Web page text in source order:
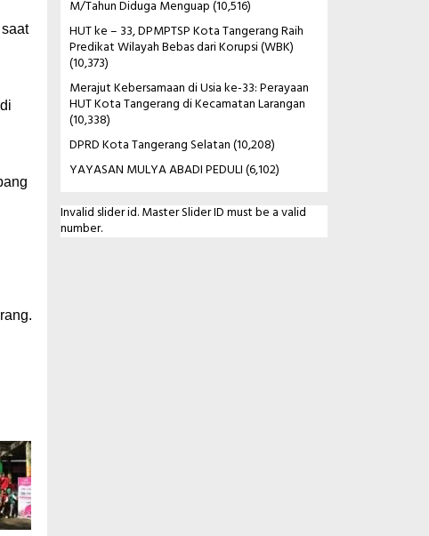
M/Tahun Diduga Menguap(10,516)
HUT ke – 33, DPMPTSP Kota Tangerang Raih
Predikat Wilayah Bebas dari Korupsi (WBK)
(10,373)
Merajut Kebersamaan di Usia ke-33: Perayaan
HUT Kota Tangerang di Kecamatan Larangan
(10,338)
DPRD Kota Tangerang Selatan(10,208)
YAYASAN MULYA ABADI PEDULI(6,102)
Invalid slider id. Master Slider ID must be a valid
number.